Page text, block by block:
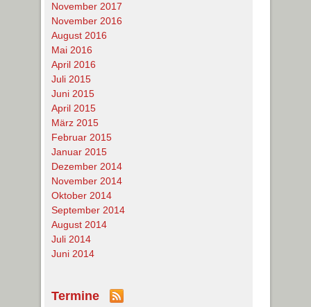
November 2017
November 2016
August 2016
Mai 2016
April 2016
Juli 2015
Juni 2015
April 2015
März 2015
Februar 2015
Januar 2015
Dezember 2014
November 2014
Oktober 2014
September 2014
August 2014
Juli 2014
Juni 2014
Termine